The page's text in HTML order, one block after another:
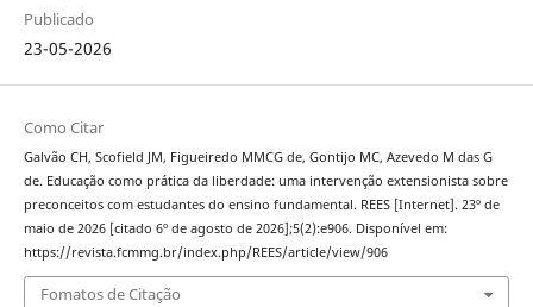
Publicado
23-05-2026
Como Citar
Galvão CH, Scofield JM, Figueiredo MMCG de, Gontijo MC, Azevedo M das G
de. Educação como prática da liberdade: uma intervenção extensionista sobre
preconceitos com estudantes do ensino fundamental. REES [Internet]. 23º de
maio de 2026 [citado 6º de agosto de 2026];5(2):e906. Disponível em:
https://revista.fcmmg.br/index.php/REES/article/view/906
Fomatos de Citação